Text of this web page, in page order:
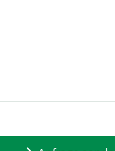
Vario-